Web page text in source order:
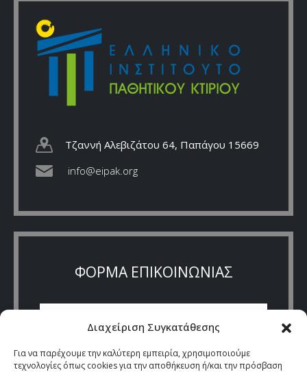
Διαχείριση Συγκατάθεσης
Για να παρέχουμε την καλύτερη εμπειρία, χρησιμοποιούμε
τεχνολογίες όπως cookies για την αποθήκευση ή/και την πρόσβαση
Τζαννή Αλεβιζάτου 64, Παπάγου 15669
info@eipak.org
ΦΟΡΜΑ ΕΠΙΚΟΙΝΩΝΙΑΣ